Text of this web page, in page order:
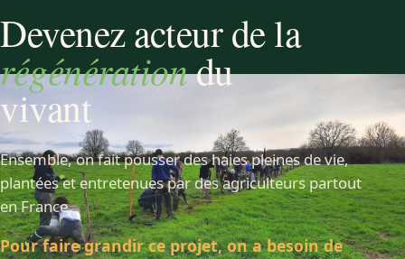
Devenez acteur de la
régénérationdu
vivant
Ensemble, on fait pousser des haies pleines de vie,
plantées et entretenues par des agriculteurs partout
en France.
Pour faire grandir ce projet, on a besoin de